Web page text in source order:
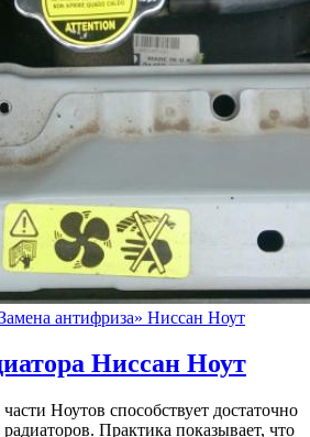
антифриза» Ниссан Ноут
Ниссан Ноут
Ноутов способствует достаточно
Практика показывает, что